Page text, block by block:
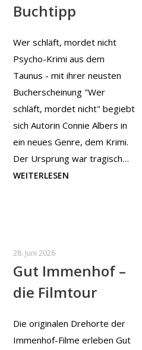
Buchtipp
Wer schläft, mordet nicht
Psycho-Krimi aus dem
Taunus - mit ihrer neusten
Bucherscheinung "Wer
schläft, mordet nicht" begiebt
sich Autorin Connie Albers in
ein neues Genre, dem Krimi.
Der Ursprung war tragisch…
WEITERLESEN
28. Juni 2026
Gut Immenhof –
die Filmtour
Die originalen Drehorte der
Immenhof-Filme erleben Gut